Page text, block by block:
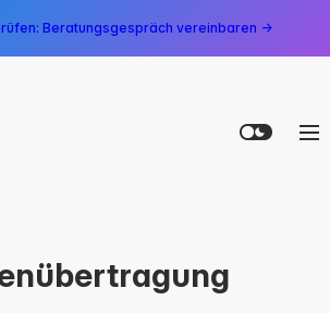
Beratungsgespräch vereinbaren →